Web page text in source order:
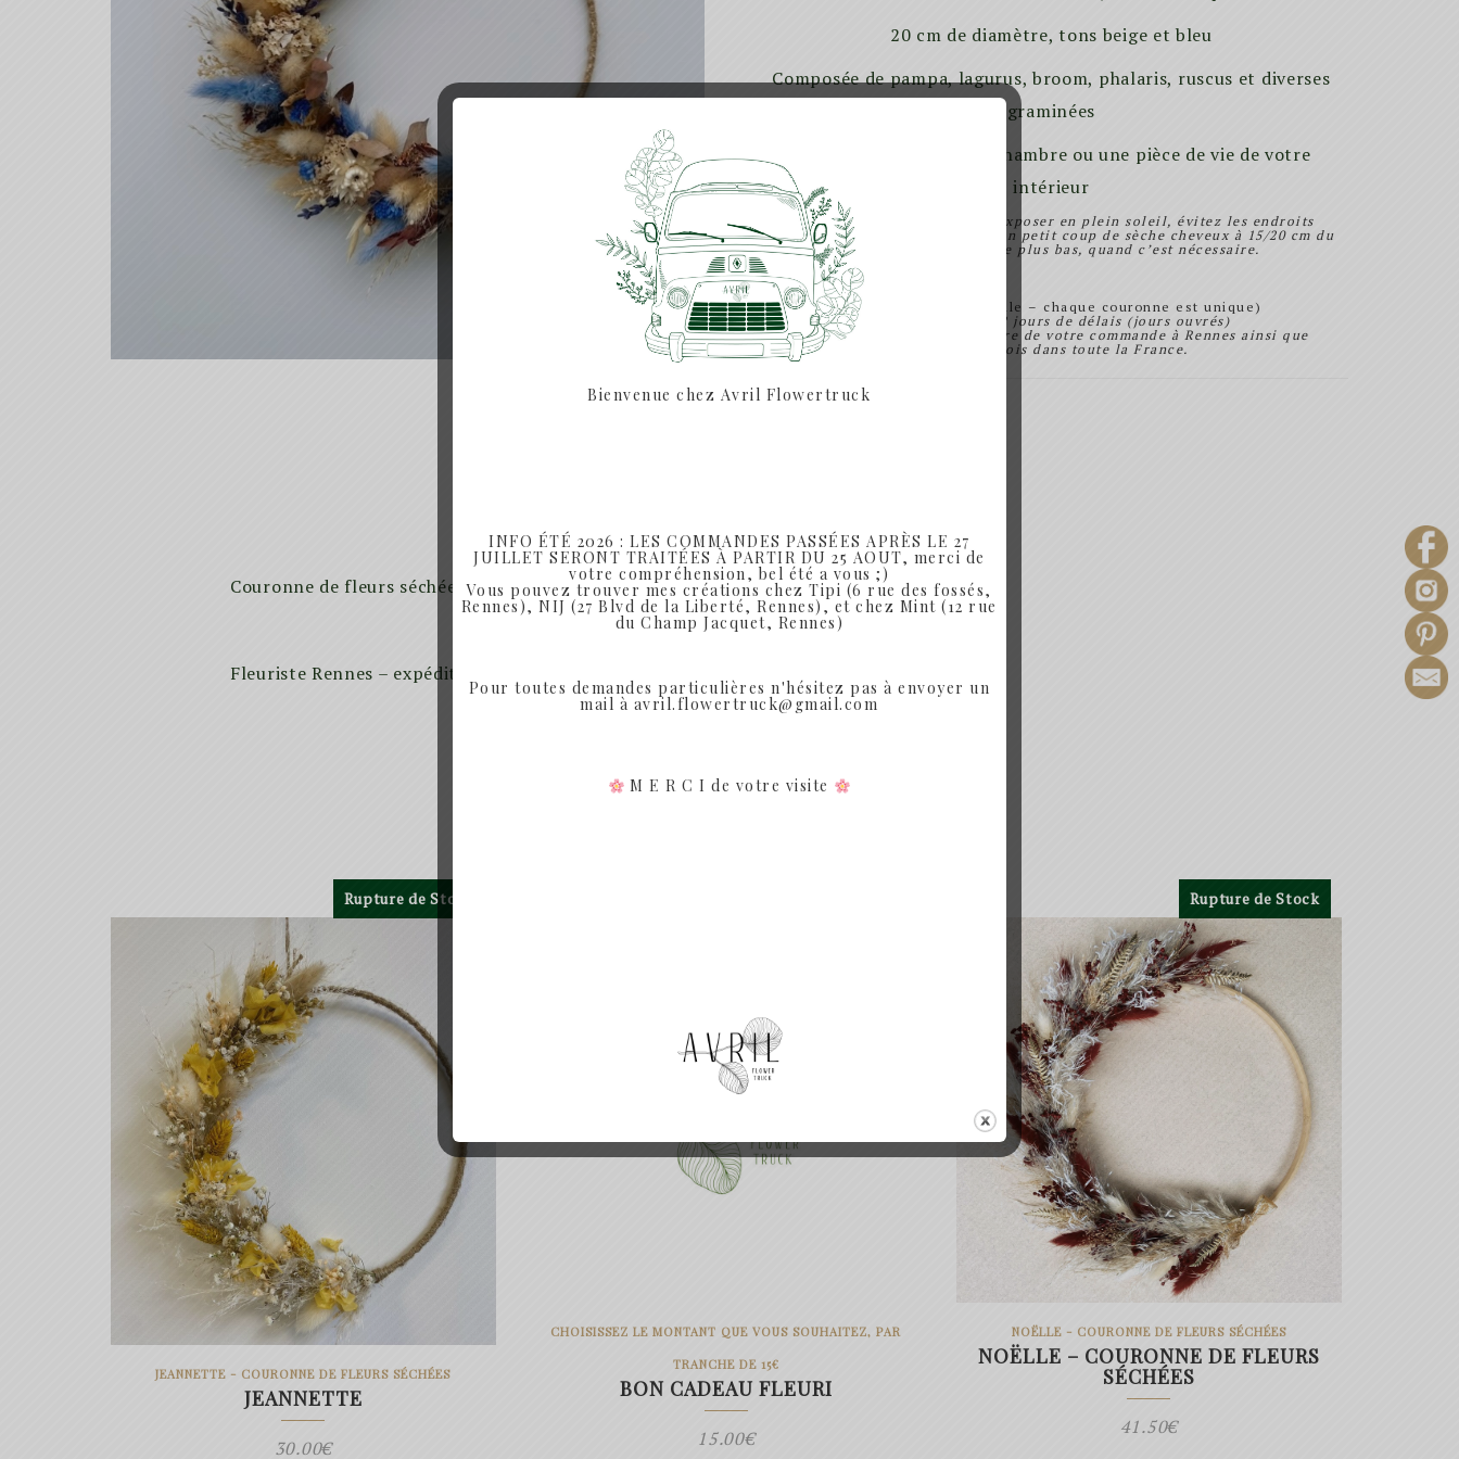
20 cm de diamètre, tons beige et bleu
Composée de pampa, lagurus, broom, phalaris, ruscus et diverses
graminées
Idéal pour décorer une chambre ou une pièce de vie de votre
intérieur
Astuces / infos :
Evitez de l’exposer en plein soleil, évitez les endroits
humides, et pour la poussière, un petit coup de sèche cheveux à 15/20 cm du
bouquet sur le mode le plus bas, quand c’est nécessaire.
(Photo non contractuelle – chaque couronne est unique)
Prévoir minimum 2 jours de délais (jours ouvrés)
pour la remise en main propre de votre commande à Rennes ainsi que
pour les envois dans toute la France.
DESCRIPTION
Couronne de fleurs séchées tons beige et bleu
Fleuriste Rennes – expédition dans toute la France
Rupture de Stock
JEANNETTE - COURONNE DE FLEURS SÉCHÉES
JEANNETTE
30.00€
CHOISISSEZ LE MONTANT QUE VOUS SOUHAITEZ, PAR
TRANCHE DE 15€
BON CADEAU FLEURI
15.00€
Rupture de Stock
NOËLLE - COURONNE DE FLEURS SÉCHÉES
NOËLLE – COURONNE DE FLEURS
SÉCHÉES
41.50€
Bienvenue chez Avril Flowertruck
INFO ÉTÉ 2026 : LES COMMANDES PASSÉES APRÈS LE 27
JUILLET SERONT TRAITÉES À PARTIR DU 25 AOUT, merci de
votre compréhension, bel été a vous ;)
Vous pouvez trouver mes créations chez Tipi (6 rue des fossés,
Rennes), NIJ (27 Blvd de la Liberté, Rennes), et chez Mint (12 rue
du Champ Jacquet, Rennes)
Pour toutes demandes particulières n'hésitez pas à envoyer un
mail à avril.flowertruck@gmail.com
M E R C I de votre visite